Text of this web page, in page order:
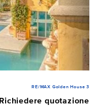
RE/MAX Golden House 3
Richiedere quotazione